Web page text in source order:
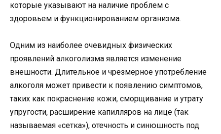
которые указывают на наличие проблем с
здоровьем и функционированием организма.
Одним из наиболее очевидных физических
проявлений алкоголизма является изменение
внешности. Длительное и чрезмерное употребление
алкоголя может привести к появлению симптомов,
таких как покраснение кожи, сморщивание и утрату
упругости, расширение капилляров на лице (так
называемая «сетка»), отечность и синюшность под